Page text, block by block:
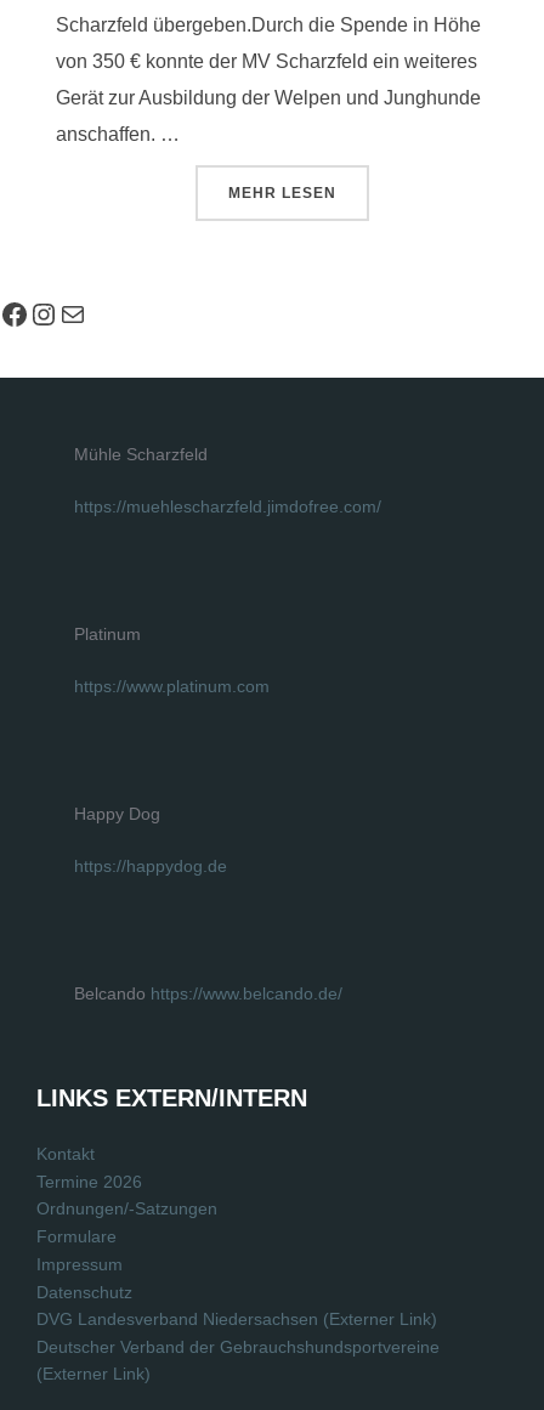
Scharzfeld übergeben.Durch die Spende in Höhe
von 350 € konnte der MV Scharzfeld ein weiteres
Gerät zur Ausbildung der Welpen und Junghunde
anschaffen. …
MEHR ÜBER “SPENDE WELPEN
LESEN
Facebook
Instagram
E-Mail
Mühle Scharzfeld
https://muehlescharzfeld.jimdofree.com/
Platinum
https://www.platinum.com
Happy Dog
https://happydog.de
Belcando https://www.belcando.de/
LINKS EXTERN/INTERN
Kontakt
Termine 2026
Ordnungen/-Satzungen
Formulare
Impressum
Datenschutz
DVG Landesverband Niedersachsen (Externer Link)
Deutscher Verband der Gebrauchshundsportvereine
(Externer Link)